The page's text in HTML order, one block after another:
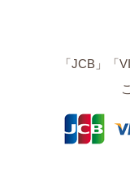
「JCB」「